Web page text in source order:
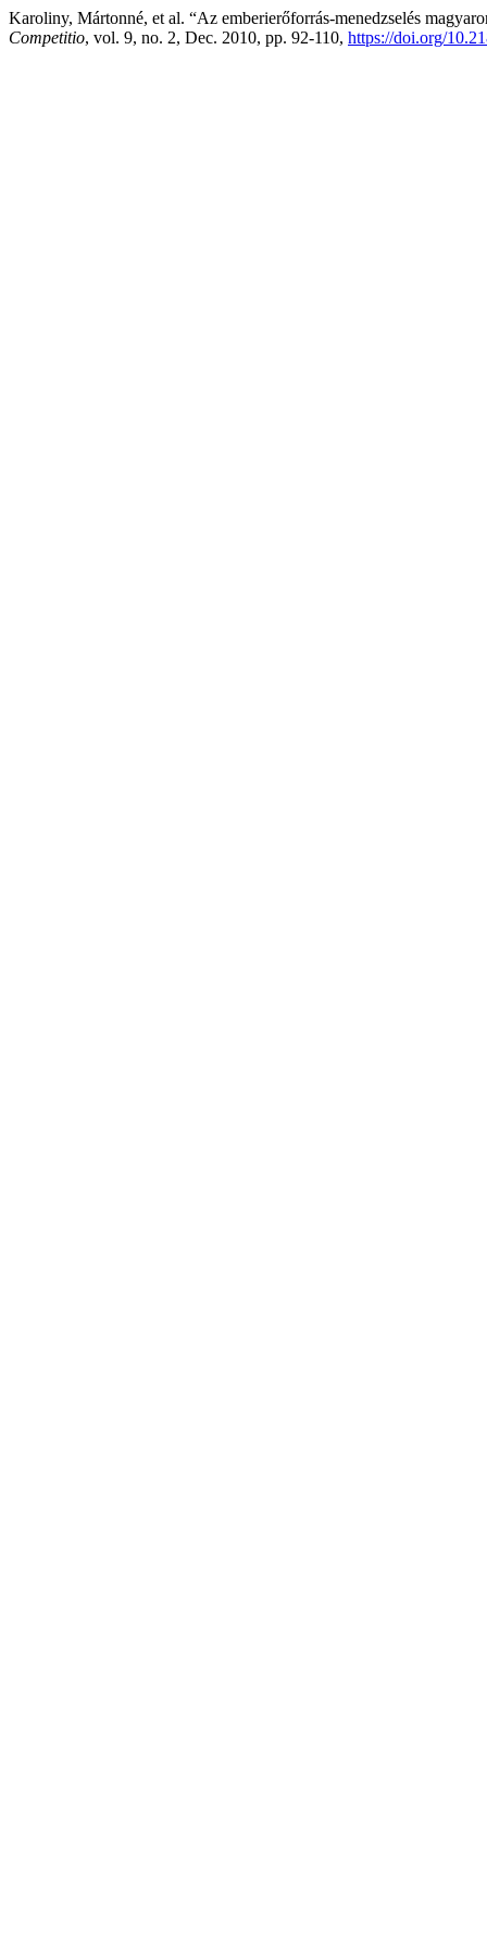
Karoliny, Mártonné, et al. “Az emberierőforrás-menedzselés
Competitio, vol. 9, no. 2, Dec. 2010, pp. 92-110, https://doi.org/